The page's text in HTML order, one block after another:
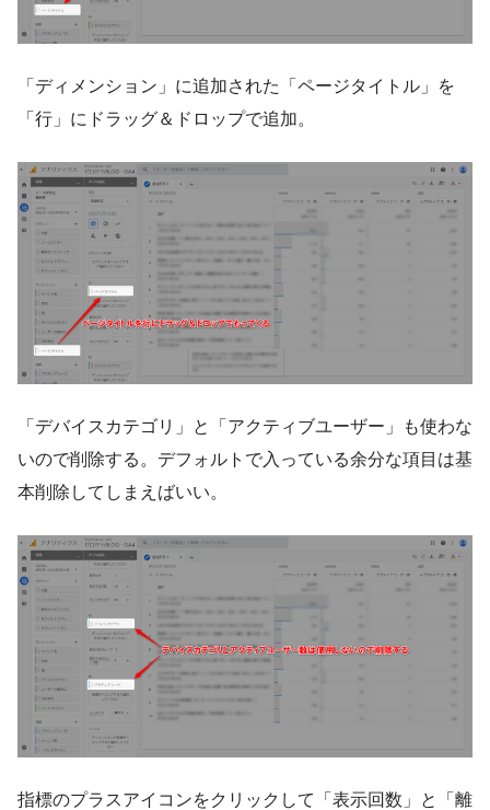
「ディメンション」に追加された「ページタイトル」を
「行」にドラッグ＆ドロップで追加。
「デバイスカテゴリ」と「アクティブユーザー」も使わな
いので削除する。デフォルトで入っている余分な項目は基
本削除してしまえばいい。
指標のプラスアイコンをクリックして「表示回数」と「離